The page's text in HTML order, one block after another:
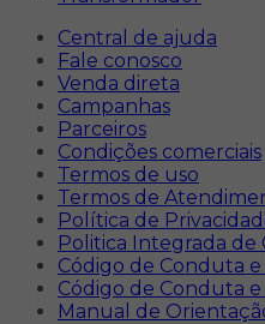
Central de ajuda
Fale conosco
Venda direta
Campanhas
Parceiros
Condições comerciais
Termos de uso
Termos de
Política de
Politica Integrada de
Código de Conduta
Código de Conduta
Manual de